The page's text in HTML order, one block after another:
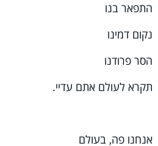
התפאר בנו
נקום דמינו
הסר פרודנו
תקרא לעולם אתם עדיי.
אנחנו פה, בעולם